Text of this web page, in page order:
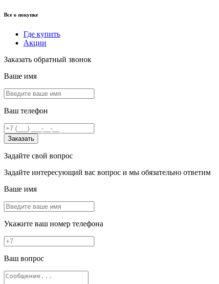
Все о покупке
Где купить
Акции
Заказать обратный звонок
Ваше имя
Ваш телефон
Заказать
Задайте свой вопрос
Задайте интересующий вас вопрос и мы обязательно ответим
Ваше имя
Укажите ваш номер телефона
Ваш вопрос